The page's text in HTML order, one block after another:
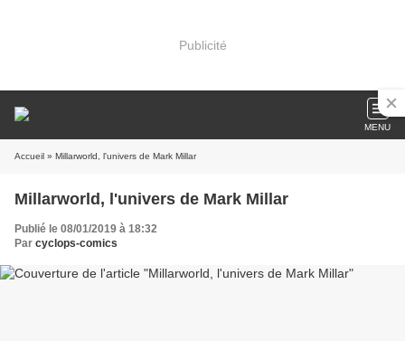
Publicité
MENU
Accueil » Millarworld, l'univers de Mark Millar
Millarworld, l'univers de Mark Millar
Publié le 08/01/2019 à 18:32
Par cyclops-comics